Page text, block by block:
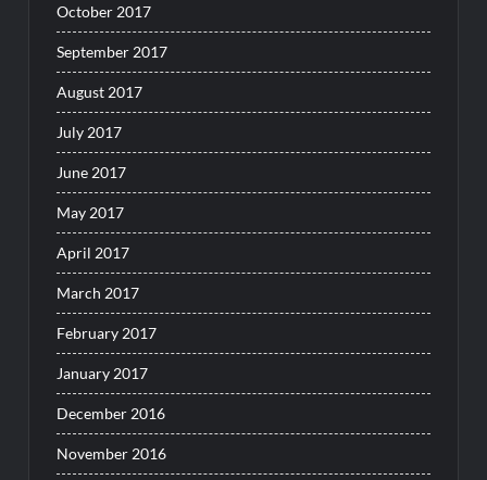
October 2017
September 2017
August 2017
July 2017
June 2017
May 2017
April 2017
March 2017
February 2017
January 2017
December 2016
November 2016